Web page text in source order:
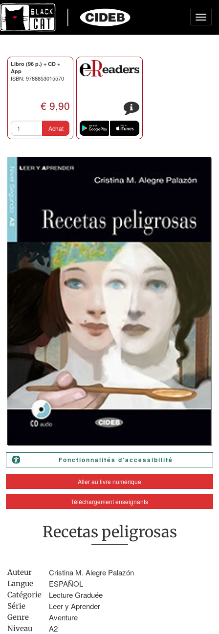
Libro (96 p.) + CD +
App
ISBN: 9788853015570
€ 9,90
Achat
s
Fonctionnalités d'accessibilité
Aller au livre numérique
Téléchargement enseignants
Recetas peligrosas
Auteur Cristina M. Alegre Palazón
Langue ESPAÑOL
Catégorie Lecture Graduée
Série Leer y Aprender
Genre Aventure
Niveau A2